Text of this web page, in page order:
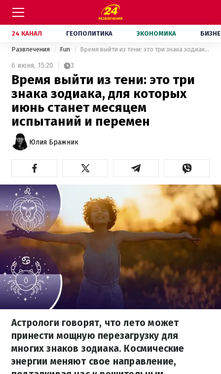
24 КАНАЛ ГЕОПОЛИТИКА ЭКОНОМИКА
Развлечения Fun Время выйти из тени: это три знака зодиака, для которых июнь станет месяцем испытаний и перемен
6 июня, 15:20 3
Время выйти из тени: это три
знака зодиака, для которых
июнь станет месяцем
испытаний и перемен
Юлия Бражник
Астрологи говорят, что лето может
принести мощную перезагрузку для
многих знаков зодиака. Космические
энергии меняют свое направление,